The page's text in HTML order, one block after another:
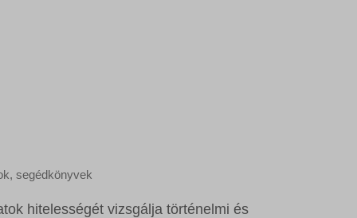
segédkönyvek
hitelességét vizsgálja történelmi és